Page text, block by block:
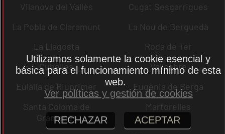
Vilanova del Vallès
Cugat Sesgarrigues
La Pobla de Claramunt
La Nou de Berguedà
La Llagosta
Roda de Ter
Cubelles
Vallcebre
Eulàlia de Riuprimer
Eugènia de Berga
Santa Coloma de
Gramenet
Martorelles
Utilizamos solamente la cookie esencial y
básica para el funcionamiento mínimo de esta
web.
Ver políticas y gestión de cookies
RECHAZAR ACEPTAR